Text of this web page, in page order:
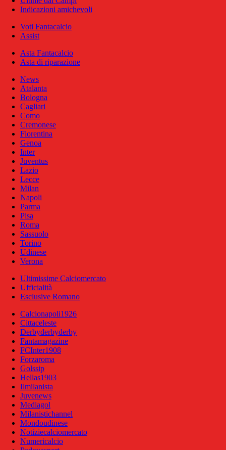
Indicazioni amichevoli
Voti Fantacalcio
Assist
Asta Fantacalcio
Asta di riparazione
News
Atalanta
Bologna
Cagliari
Como
Cremonese
Fiorentina
Genoa
Inter
Juventus
Lazio
Lecce
Milan
Napoli
Parma
Pisa
Roma
Sassuolo
Torino
Udinese
Verona
Ultimissime Calciomercato
Ufficialità
Esclusive Romano
Calcionapoli1926
Cittaceleste
Derbyderbyderby
Fantamagazine
FCInter1908
Forzaroma
Golssip
Hellas1903
Ilmilanista
Juvenews
Mediagol
Milanistichannel
Mondoudinese
Notiziecalciomercato
Numericalcio